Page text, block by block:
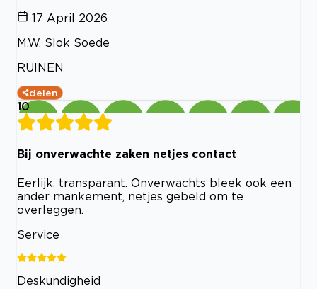
17 April 2026
M.W. Slok Soede
RUINEN
delen
10
Bij onverwachte zaken netjes contact
Eerlijk, transparant. Onverwachts bleek ook een
ander mankement, netjes gebeld om te
overleggen.
Service
Deskundigheid